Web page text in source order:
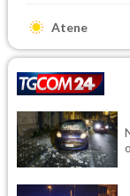
Atene